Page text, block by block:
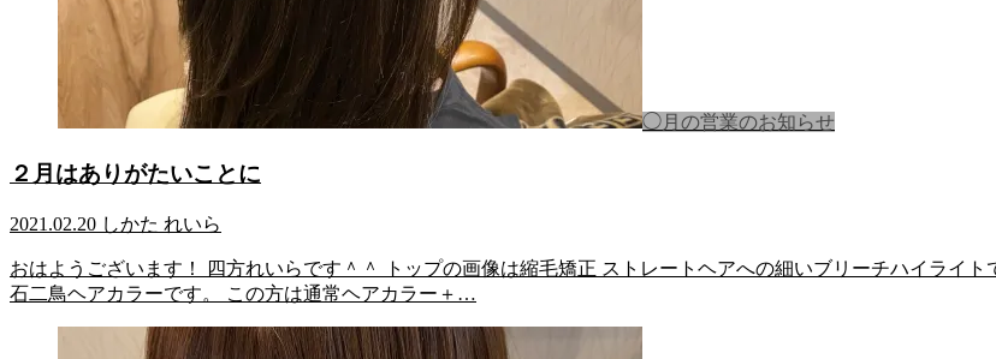
◯月の営業のお知らせ
２月はありがたいことに
2021.02.20 しかた れいら
おはようございます！ 四方れいらです＾＾ トップの画像は縮毛矯正 ストレートヘアへの細いブリーチハイライ
石二鳥ヘアカラーです。 この方は通常ヘアカラー＋…